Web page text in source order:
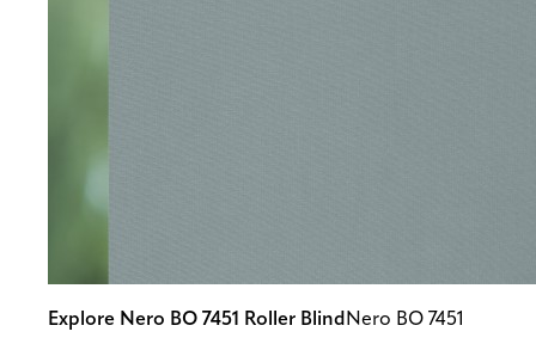
Explore Nero BO 7451 Roller Blind Nero BO 7451